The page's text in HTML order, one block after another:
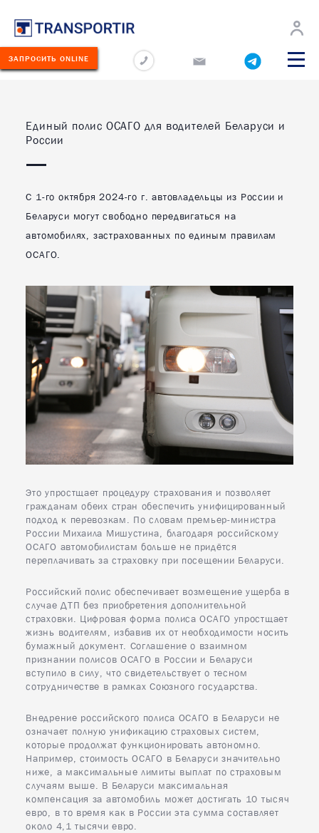
О
НовостиПеревозчикам
Минск
ЗАПРОСИТЬ ONLINE
ПЕРЕВОЗЧИКАМ
Единый полис ОСАГО для водителей Беларуси и
России
С 1-го октября 2024-го г. автовладельцы из России и
Беларуси могут свободно передвигаться на
автомобилях, застрахованных по единым правилам
ОСАГО.
Это упростщает процедуру страхования и позволяет
гражданам обеих стран обеспечить унифицированный
подход к перевозкам. По словам премьер-министра
России Михаила Мишустина, благодаря российскому
ОСАГО автомобилистам больше не придётся
переплачивать за страховку при посещении Беларуси.
Российский полис обеспечивает возмещение ущерба в
случае ДТП без приобретения дополнительной
страховки. Цифровая форма полиса ОСАГО упростщает
жизнь водителям, избавив их от необходимости носить
бумажный документ. Соглашение о взаимном
признании полисов ОСАГО в России и Беларуси
вступило в силу, что свидетельствует о тесном
сотрудничестве в рамках Союзного государства.
Внедрение российского полиса ОСАГО в Беларуси не
означает полную унификацию страховых систем,
которые продолжат функционировать автономно.
Например, стоимость ОСАГО в Беларуси значительно
ниже, а максимальные лимиты выплат по страховым
случаям выше. В Беларуси максимальная
компенсация за автомобиль может достигать 10 тысяч
евро, в то время как в России эта сумма составляет
около 4,1 тысячи евро.